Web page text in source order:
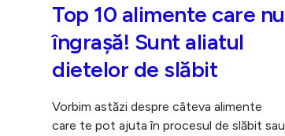
Top 10 alimente care nu
îngraşă! Sunt aliatul
dietelor de slăbit
Vorbim astăzi despre câteva alimente
care te pot ajuta în procesul de slăbit sau